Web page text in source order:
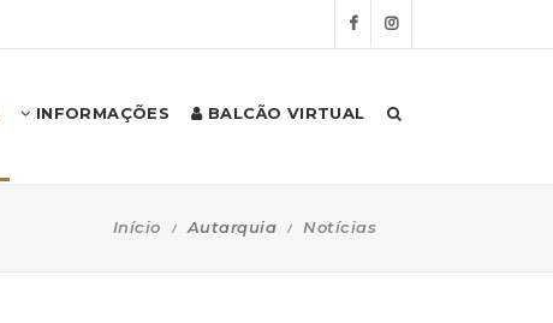
INFORMAÇÕES BALCÃO VIRTUAL
Início Autarquia Notícias